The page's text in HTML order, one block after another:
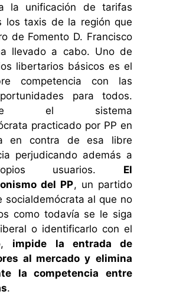
la unificación de tarifas
los taxis de la región que
de Fomento D. Francisco
llevado a cabo. Uno de
libertarios básicos es el
competencia con las
para todos.
el sistema
practicado por PP en
en contra de esa libre
perjudicando además a
usuarios. El
del PP, un partido
socialdemócrata al que no
como todavía se le siga
o identificarlo con el
impide la entrada de
al mercado y elimina
la competencia entre
.